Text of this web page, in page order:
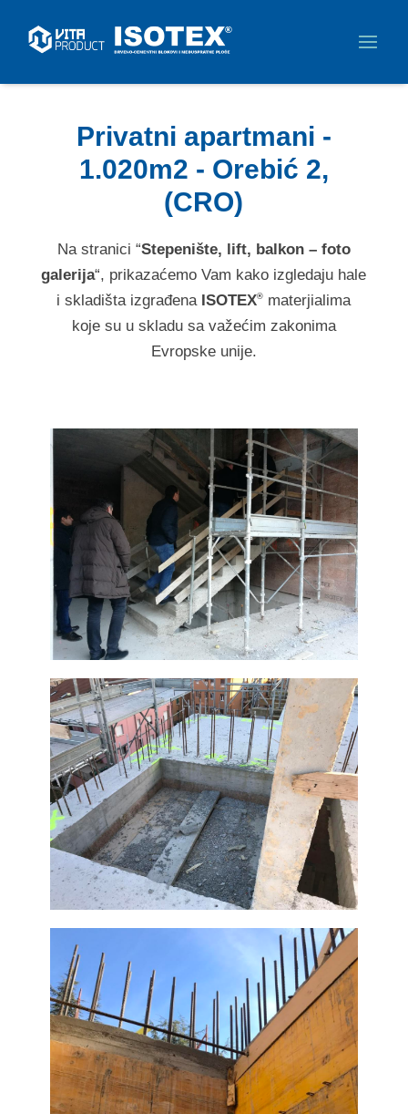
Privatni apartmani -
1.020m2 - Orebić 2,
(CRO)
Na stranici “Stepenište, lift, balkon – foto
galerija“, prikazaćemo Vam kako izgledaju hale
i skladišta izgrađena ISOTEX® materjialima
koje su u skladu sa važećim zakonima
Evropske unije.